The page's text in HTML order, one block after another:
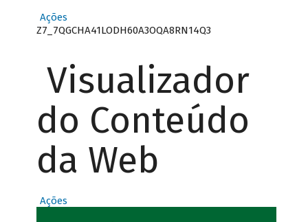
Ações
Z7_7QGCHA41LODH60A3OQA8RN14Q3
Visualizador
do Conteúdo
da Web
Ações